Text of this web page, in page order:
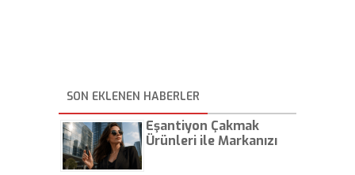
SON EKLENEN HABERLER
Eşantiyon Çakmak
Ürünleri ile Markanızı